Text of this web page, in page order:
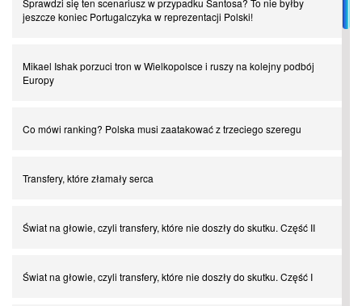
Sprawdzi się ten scenariusz w przypadku Santosa? To nie byłby
jeszcze koniec Portugalczyka w reprezentacji Polski!
Mikael Ishak porzuci tron w Wielkopolsce i ruszy na kolejny podbój
Europy
Co mówi ranking? Polska musi zaatakować z trzeciego szeregu
Transfery, które złamały serca
Świat na głowie, czyli transfery, które nie doszły do skutku. Część II
Świat na głowie, czyli transfery, które nie doszły do skutku. Część I